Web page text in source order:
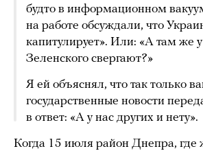
будто в информационном
на работе обсуждали, что
капитулирует». Или: «А там же
Зеленского свергают?»
Я ей объяснял, что так только
государственные новости
в ответ: «А у нас других и нету».
Когда 15 июля район Днепра, где